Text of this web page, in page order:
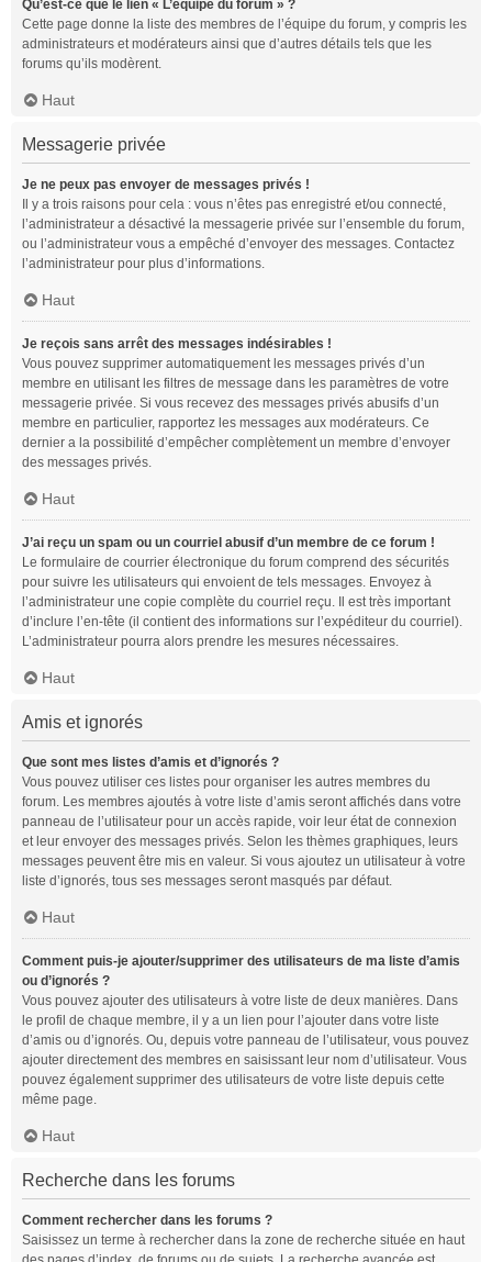
Qu’est-ce que le lien « L’équipe du forum » ?
Cette page donne la liste des membres de l’équipe du forum, y compris les
administrateurs et modérateurs ainsi que d’autres détails tels que les
forums qu’ils modèrent.
Haut
Messagerie privée
Je ne peux pas envoyer de messages privés !
Il y a trois raisons pour cela : vous n’êtes pas enregistré et/ou connecté,
l’administrateur a désactivé la messagerie privée sur l’ensemble du forum,
ou l’administrateur vous a empêché d’envoyer des messages. Contactez
l’administrateur pour plus d’informations.
Haut
Je reçois sans arrêt des messages indésirables !
Vous pouvez supprimer automatiquement les messages privés d’un
membre en utilisant les filtres de message dans les paramètres de votre
messagerie privée. Si vous recevez des messages privés abusifs d’un
membre en particulier, rapportez les messages aux modérateurs. Ce
dernier a la possibilité d’empêcher complètement un membre d’envoyer
des messages privés.
Haut
J’ai reçu un spam ou un courriel abusif d’un membre de ce forum !
Le formulaire de courrier électronique du forum comprend des sécurités
pour suivre les utilisateurs qui envoient de tels messages. Envoyez à
l’administrateur une copie complète du courriel reçu. Il est très important
d’inclure l’en-tête (il contient des informations sur l’expéditeur du courriel).
L’administrateur pourra alors prendre les mesures nécessaires.
Haut
Amis et ignorés
Que sont mes listes d’amis et d’ignorés ?
Vous pouvez utiliser ces listes pour organiser les autres membres du
forum. Les membres ajoutés à votre liste d’amis seront affichés dans votre
panneau de l’utilisateur pour un accès rapide, voir leur état de connexion
et leur envoyer des messages privés. Selon les thèmes graphiques, leurs
messages peuvent être mis en valeur. Si vous ajoutez un utilisateur à votre
liste d’ignorés, tous ses messages seront masqués par défaut.
Haut
Comment puis-je ajouter/supprimer des utilisateurs de ma liste d’amis
ou d’ignorés ?
Vous pouvez ajouter des utilisateurs à votre liste de deux manières. Dans
le profil de chaque membre, il y a un lien pour l’ajouter dans votre liste
d’amis ou d’ignorés. Ou, depuis votre panneau de l’utilisateur, vous pouvez
ajouter directement des membres en saisissant leur nom d’utilisateur. Vous
pouvez également supprimer des utilisateurs de votre liste depuis cette
même page.
Haut
Recherche dans les forums
Comment rechercher dans les forums ?
Saisissez un terme à rechercher dans la zone de recherche située en haut